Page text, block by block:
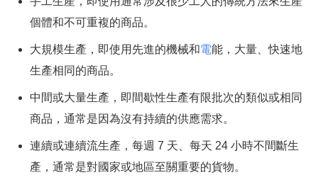
個體和不可重複的商品。
大規模生產，即使用先進的機械和電能，大量、快速地
生產相同的商品。
中間或大量生產，即間歇性生產有限批次的類似或相同
商品，通常是因為沒有持續的供應需求。
連續或連續流生產，每週 7 天、每天 24 小時不間斷生
產，通常是對國家或地區至關重要的貨物。